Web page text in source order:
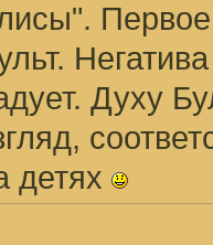
Первое
Духу
детях